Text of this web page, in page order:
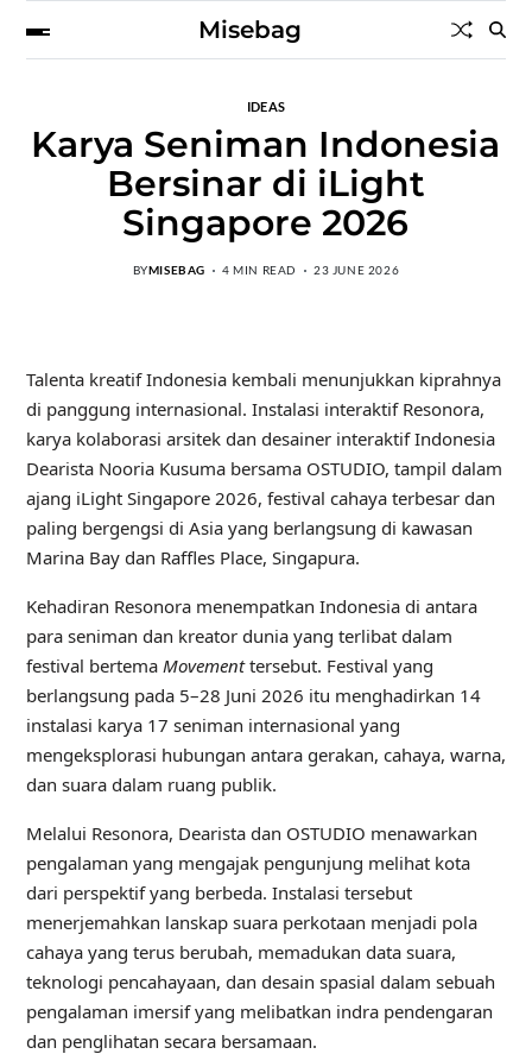
Misebag
IDEAS
Karya Seniman Indonesia
Bersinar di iLight
Singapore 2026
BYMISEBAG 4 MIN READ 23 JUNE 2026
Talenta kreatif Indonesia kembali menunjukkan kiprahnya
di panggung internasional. Instalasi interaktif Resonora,
karya kolaborasi arsitek dan desainer interaktif Indonesia
Dearista Nooria Kusuma bersama OSTUDIO, tampil dalam
ajang iLight Singapore 2026, festival cahaya terbesar dan
paling bergengsi di Asia yang berlangsung di kawasan
Marina Bay dan Raffles Place, Singapura.
Kehadiran Resonora menempatkan Indonesia di antara
para seniman dan kreator dunia yang terlibat dalam
festival bertema Movementtersebut. Festival yang
berlangsung pada 5–28 Juni 2026 itu menghadirkan 14
instalasi karya 17 seniman internasional yang
mengeksplorasi hubungan antara gerakan, cahaya, warna,
dan suara dalam ruang publik.
Melalui Resonora, Dearista dan OSTUDIO menawarkan
pengalaman yang mengajak pengunjung melihat kota
dari perspektif yang berbeda. Instalasi tersebut
menerjemahkan lanskap suara perkotaan menjadi pola
cahaya yang terus berubah, memadukan data suara,
teknologi pencahayaan, dan desain spasial dalam sebuah
pengalaman imersif yang melibatkan indra pendengaran
dan penglihatan secara bersamaan.